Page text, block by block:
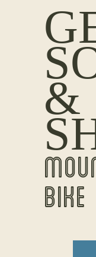
&
BIKE